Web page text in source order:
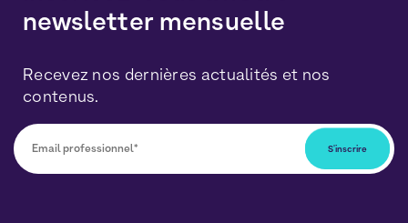
newsletter mensuelle
Recevez nos dernières actualités et nos
contenus.